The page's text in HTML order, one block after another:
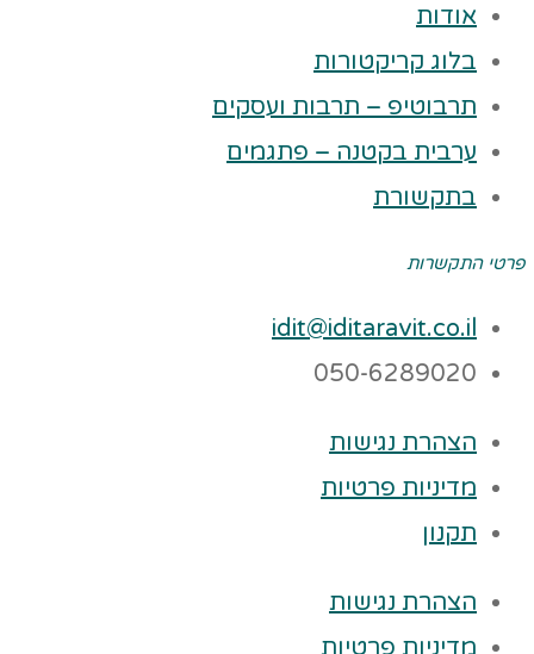
אודות
בלוג קריקטורות
תרבוטיפ – תרבות ועסקים
ערבית בקטנה – פתגמים
בתקשורת
פרטי התקשרות
idit@iditaravit.co.il
050-6289020
הצהרת נגישות
מדיניות פרטיות
תקנון
הצהרת נגישות
מדיניות פרטיות